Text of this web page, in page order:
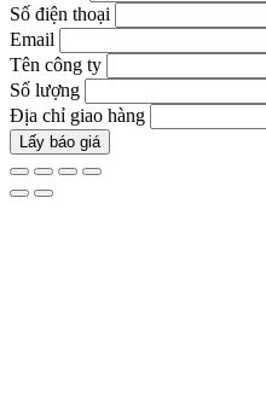
Số điện thoại
Email
Tên công ty
Số lượng
Địa chỉ giao hàng